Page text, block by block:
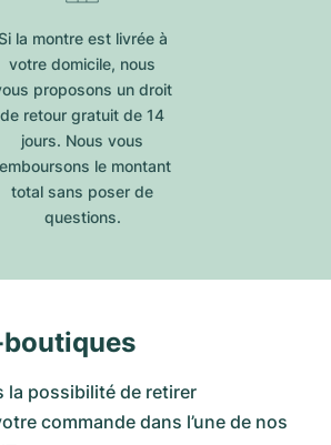
la montre est livrée à
votre domicile, nous
proposons un droit
de retour gratuit de 14
jours. Nous vous
le montant
total sans poser de
questions.
la possibilité de retirer
commande dans l’une de nos